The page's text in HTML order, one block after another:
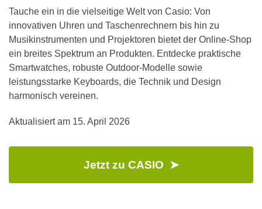
Tauche ein in die vielseitige Welt von Casio: Von
innovativen Uhren und Taschenrechnern bis hin zu
Musikinstrumenten und Projektoren bietet der Online-Shop
ein breites Spektrum an Produkten. Entdecke praktische
Smartwatches, robuste Outdoor-Modelle sowie
leistungsstarke Keyboards, die Technik und Design
harmonisch vereinen.
Aktualisiert am 15. April 2026
Jetzt zu CASIO ➤